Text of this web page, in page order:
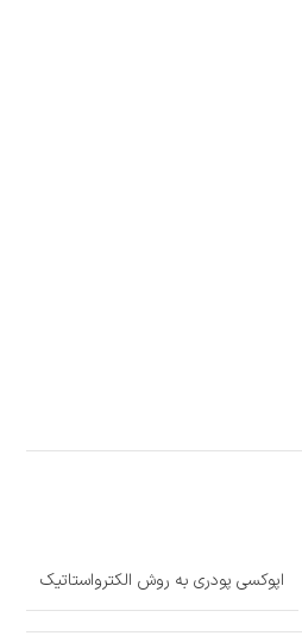
اپوکسی پودری به روش الکترواستاتیک